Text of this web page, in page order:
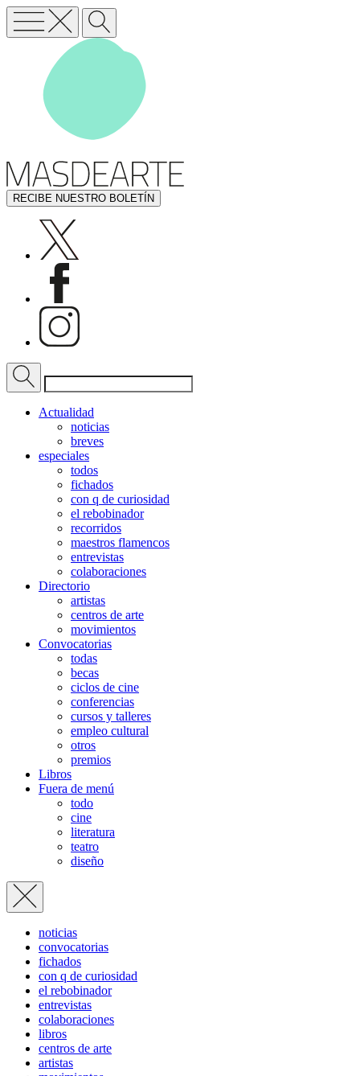
RECIBE NUESTRO BOLETÍN
Actualidad
noticias
breves
especiales
todos
fichados
con q de curiosidad
el rebobinador
recorridos
maestros flamencos
entrevistas
colaboraciones
Directorio
artistas
centros de arte
movimientos
Convocatorias
todas
becas
ciclos de cine
conferencias
cursos y talleres
empleo cultural
otros
premios
Libros
Fuera de menú
todo
cine
literatura
teatro
diseño
noticias
convocatorias
fichados
con q de curiosidad
el rebobinador
entrevistas
colaboraciones
libros
centros de arte
artistas